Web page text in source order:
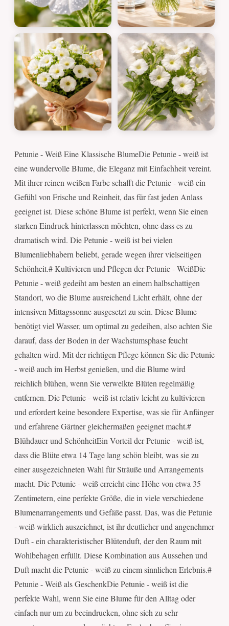
Petunie - Weiß Eine Klassische BlumeDie Petunie - weiß ist
eine wundervolle Blume, die Eleganz mit Einfachheit vereint.
Mit ihrer reinen weißen Farbe schafft die Petunie - weiß ein
Gefühl von Frische und Reinheit, das für fast jeden Anlass
geeignet ist. Diese schöne Blume ist perfekt, wenn Sie einen
starken Eindruck hinterlassen möchten, ohne dass es zu
dramatisch wird. Die Petunie - weiß ist bei vielen
Blumenliebhabern beliebt, gerade wegen ihrer vielseitigen
Schönheit.# Kultivieren und Pflegen der Petunie - WeißDie
Petunie - weiß gedeiht am besten an einem halbschattigen
Standort, wo die Blume ausreichend Licht erhält, ohne der
intensiven Mittagssonne ausgesetzt zu sein. Diese Blume
benötigt viel Wasser, um optimal zu gedeihen, also achten Sie
darauf, dass der Boden in der Wachstumsphase feucht
gehalten wird. Mit der richtigen Pflege können Sie die Petunie
- weiß auch im Herbst genießen, und die Blume wird
reichlich blühen, wenn Sie verwelkte Blüten regelmäßig
entfernen. Die Petunie - weiß ist relativ leicht zu kultivieren
und erfordert keine besondere Expertise, was sie für Anfänger
und erfahrene Gärtner gleichermaßen geeignet macht.#
Blühdauer und SchönheitEin Vorteil der Petunie - weiß ist,
dass die Blüte etwa 14 Tage lang schön bleibt, was sie zu
einer ausgezeichneten Wahl für Sträuße und Arrangements
macht. Die Petunie - weiß erreicht eine Höhe von etwa 35
Zentimetern, eine perfekte Größe, die in viele verschiedene
Blumenarrangements und Gefäße passt. Das, was die Petunie
- weiß wirklich auszeichnet, ist ihr deutlicher und angenehmer
Duft - ein charakteristischer Blütenduft, der den Raum mit
Wohlbehagen erfüllt. Diese Kombination aus Aussehen und
Duft macht die Petunie - weiß zu einem sinnlichen Erlebnis.#
Petunie - Weiß als GeschenkDie Petunie - weiß ist die
perfekte Wahl, wenn Sie eine Blume für den Alltag oder
einfach nur um zu beeindrucken, ohne sich zu sehr